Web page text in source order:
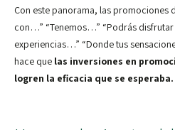
Con este panorama, las promociones
con…” “Tenemos…” “Podrás
experiencias…” “Donde tus
hace que las inversiones en
logren la eficacia que se esperaba.